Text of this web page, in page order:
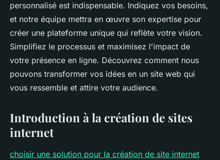
personnalisé est indispensable. Indiquez vos besoins,
et notre équipe mettra en œuvre son expertise pour
créer une plateforme unique qui reflète votre vision.
Simplifiez le processus et maximisez l'impact de
votre présence en ligne. Découvrez comment nous
pouvons transformer vos idées en un site web qui
vous ressemble et attire votre audience.
Introduction à la création de sites
internet
choisir une solution pour la création de site internet